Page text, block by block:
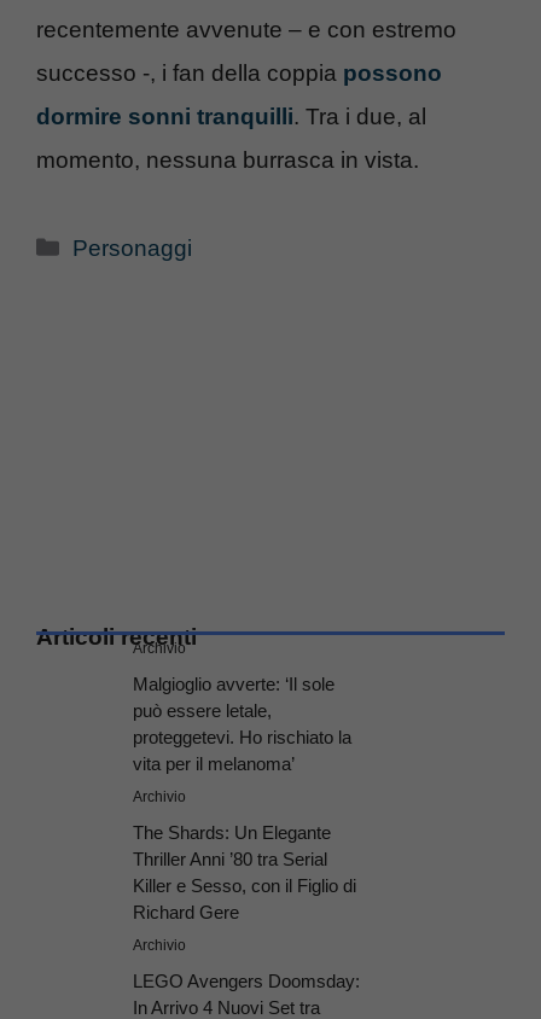
recentemente avvenute – e con estremo
successo -, i fan della coppia possono
dormire sonni tranquilli. Tra i due, al
momento, nessuna burrasca in vista.
Categorie
Personaggi
Articoli recenti
Archivio
Malgioglio avverte: ‘Il sole
può essere letale,
proteggetevi. Ho rischiato la
vita per il melanoma’
Archivio
The Shards: Un Elegante
Thriller Anni ’80 tra Serial
Killer e Sesso, con il Figlio di
Richard Gere
Archivio
LEGO Avengers Doomsday:
In Arrivo 4 Nuovi Set tra